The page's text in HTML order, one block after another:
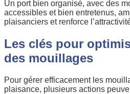
Un port bien organisé, avec des
accessibles et bien entretenus,
plaisanciers et renforce
Les clés pour
des mouillages
Pour gérer efficacement les
plaisance, plusieurs actions